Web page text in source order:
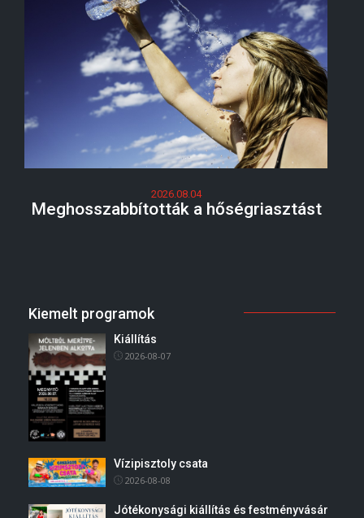
2026.08.04
Meghosszabbították a hőségriasztást
Kiemelt programok
Kiállítás
2026-08-07
Vízipisztoly csata
2026-08-08
Jótékonysági kiállítás és festményvásár